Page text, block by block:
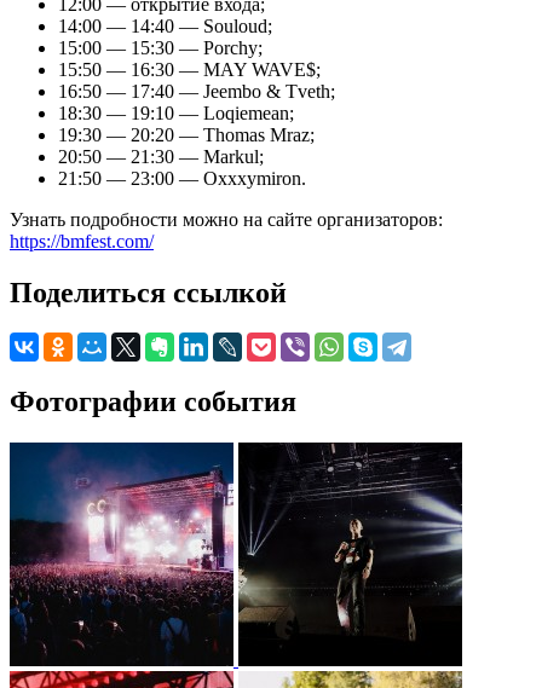
14:00 — 14:40 — Souloud;
15:00 — 15:30 — Porchy;
15:50 — 16:30 — MAY WAVE$;
16:50 — 17:40 — Jeembo & Tveth;
18:30 — 19:10 — Loqiemean;
19:30 — 20:20 — Thomas Mraz;
20:50 — 21:30 — Markul;
21:50 — 23:00 — Oxxxymiron.
Узнать подробности можно на сайте организаторов:
https://bmfest.com/
Поделиться ссылкой
Фотографии события